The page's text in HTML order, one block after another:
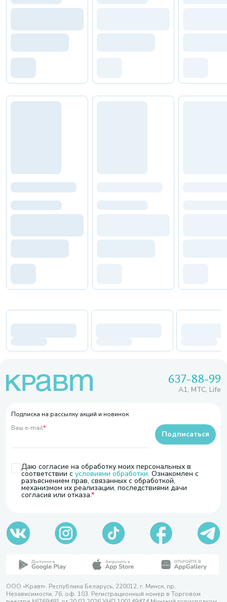
637-88-99
A1, МТС, Life
Подписка на рассылку акций и новинок
Ваш e-mail*
Даю согласие на обработку моих персональных в
соответствии с условиями обработки. Ознакомлен с
разъяснением прав, связанных с обработкой,
механизмом их реализации, последствиями дачи
согласия или отказа.
Подписаться
ООО «Кравт». Республика Беларусь, 220012, г. Минск, пр.
Независимости, 76, оф. 103. Регистрационный номер в Торговом